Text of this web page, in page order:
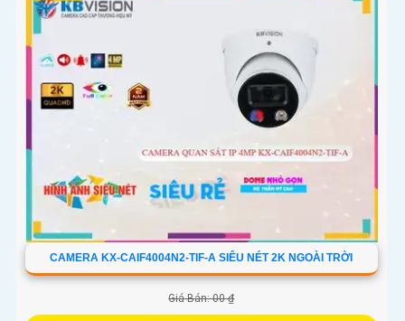
CAMERA KX-CAIF4004N2-TIF-A SIÊU NÉT 2K NGOÀI TRỜI
Giá Bán: 00 ₫